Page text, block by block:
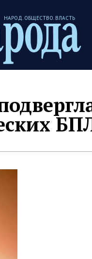
НАРОД. ОБЩЕСТВО. ВЛАСТЬ